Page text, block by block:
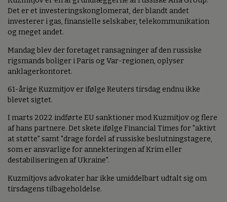
Det er et investeringskonglomerat, der blandt andet
investerer i gas, finansielle selskaber, telekommunikation
og meget andet.
Mandag blev der foretaget ransagninger af den russiske
rigsmands boliger i Paris og Var-regionen, oplyser
anklagerkontoret.
61-årige Kuzmitjov er ifølge Reuters tirsdag endnu ikke
blevet sigtet.
I marts 2022 indførte EU sanktioner mod Kuzmitjov og flere
af hans partnere. Det skete ifølge Financial Times for "aktivt
at støtte" samt "drage fordel af russiske beslutningstagere,
som er ansvarlige for annekteringen af Krim eller
destabiliseringen af Ukraine".
Kuzmitjovs advokater har ikke umiddelbart udtalt sig om
tirsdagens tilbageholdelse.